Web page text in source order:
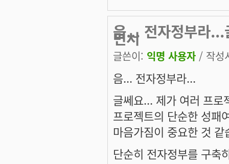
음... 전자정부라...
면서
글쓴이: 익명 사용자 / 작성
음... 전자정부라...
글쎄요... 제가 여러 프로
프로젝트의 단순한 성패
마음가짐이 중요한 것 같
단순히 전자정부를 구축